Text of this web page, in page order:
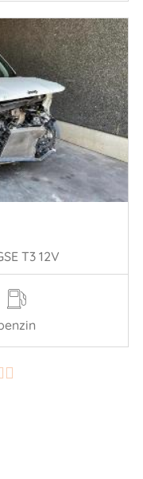
T3 12V